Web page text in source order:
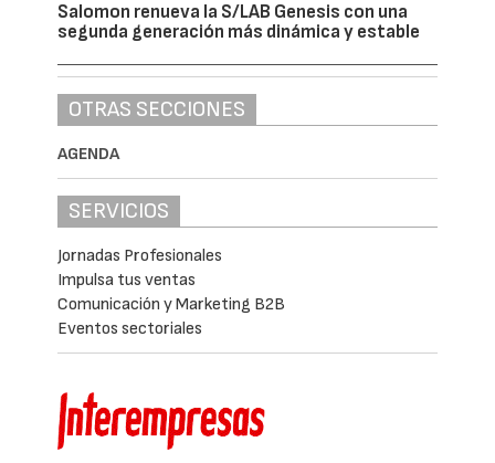
Salomon renueva la S/LAB Genesis con una
segunda generación más dinámica y estable
OTRAS SECCIONES
AGENDA
SERVICIOS
Jornadas Profesionales
Impulsa tus ventas
Comunicación y Marketing B2B
Eventos sectoriales